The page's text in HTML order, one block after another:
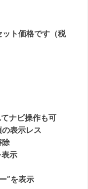
ト価格です（税
ナビ操作も可
表示レス
除
示
”を表示